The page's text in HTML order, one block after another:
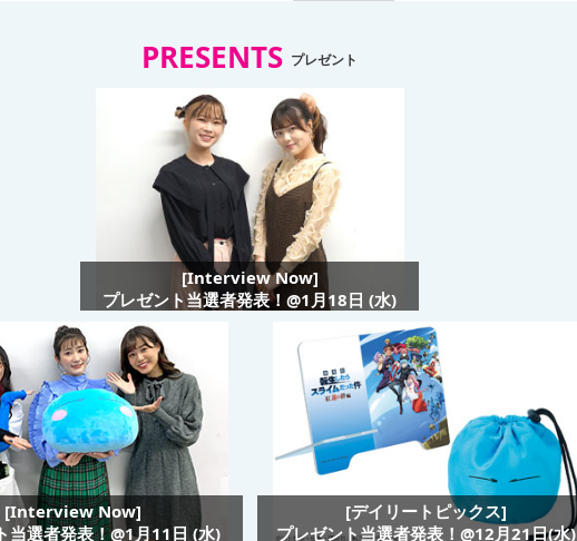
PRESENTS プレゼント
[Interview Now]
プレゼント当選者発表！@1月18日 (水)
[Interview Now]
当選者発表！@1月11日 (水)
[デイリートピックス]
プレゼント当選者発表！@12月21日(水)